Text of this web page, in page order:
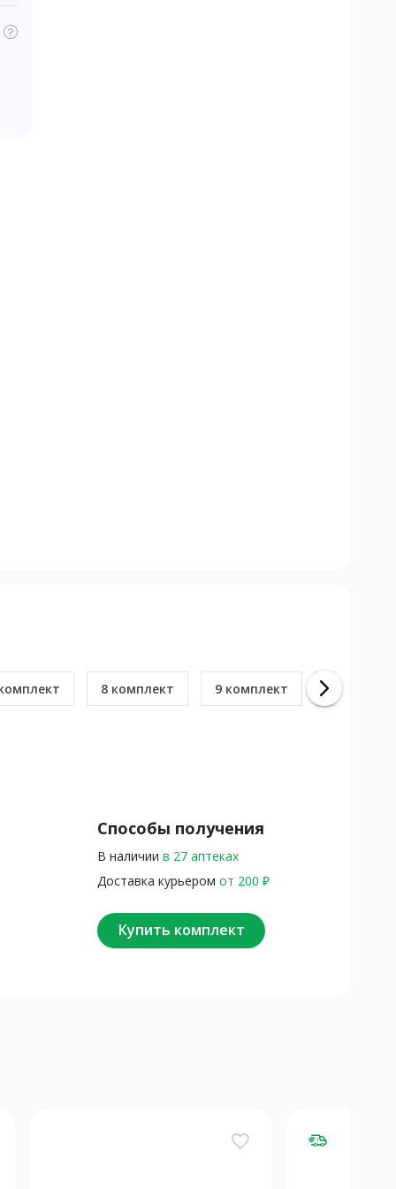
8 комплект 9 комплект 10
Способы получения
В наличии в 27 аптеках
Доставка курьером от 200 ₽
Купить комплект
favorite_border